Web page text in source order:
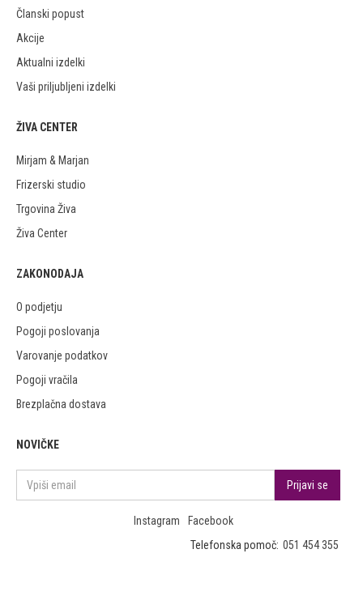
Članski popust
Akcije
Aktualni izdelki
Vaši priljubljeni izdelki
ŽIVA CENTER
Mirjam & Marjan
Frizerski studio
Trgovina Živa
Živa Center
ZAKONODAJA
O podjetju
Pogoji poslovanja
Varovanje podatkov
Pogoji vračila
Brezplačna dostava
NOVIČKE
Instagram
Facebook
Telefonska pomoč: 051 454 355